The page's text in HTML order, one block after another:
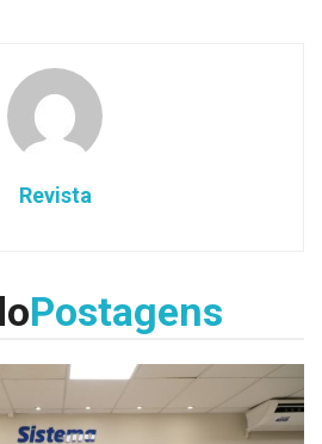
Revista
Postagens